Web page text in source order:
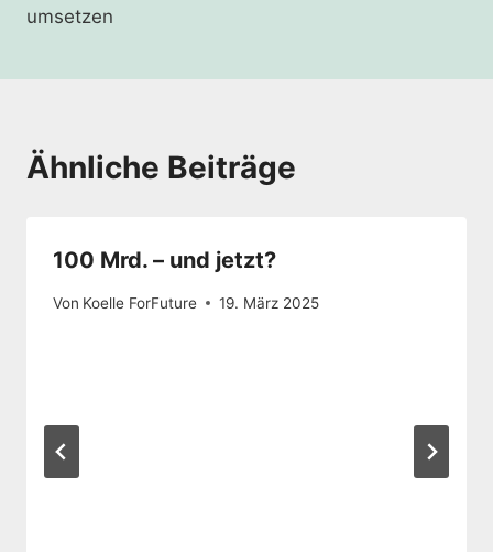
e
r
umsetzen
Ähnliche Beiträge
100 Mrd. – und jetzt?
Von Koelle ForFuture 19. März 2025